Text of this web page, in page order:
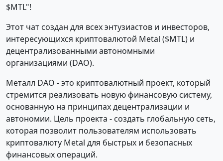
$MTL"!
Этот чат создан для всех энтузиастов и инвесторов,
интересующихся криптовалютой Metal ($MTL) и
децентрализованными автономными
организациями (DAO).
Металл DAO - это криптовалютный проект, который
стремится реализовать новую финансовую систему,
основанную на принципах децентрализации и
автономии. Цель проекта - создать глобальную сеть,
которая позволит пользователям использовать
криптовалюту Metal для быстрых и безопасных
финансовых операций.